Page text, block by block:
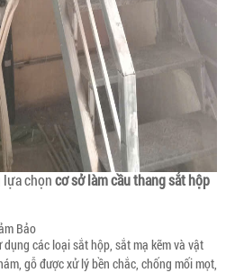
chọncơ sở làm cầu thang sắt hộp
Bảo
dụng các loại sắt hộp, sắt mạ kẽm và vật
gỗ được xử lý bền chắc, chống mối mọt,